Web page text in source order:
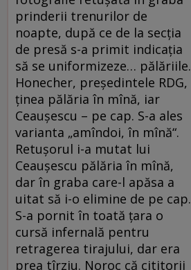
prinderii trenurilor de
noapte, după ce de la secţia
de presă s-a primit indicaţia
să se uniformizeze… pălăriile.
Honecher, preşedintele RDG,
ţinea pălăria în mînă, iar
Ceauşescu – pe cap. S-a ales
varianta „amîndoi, în mînă“.
Retuşorul i-a mutat lui
Ceauşescu pălăria în mînă,
dar în graba care-l apăsa a
uitat să i-o elimine de pe cap.
S-a pornit în toată ţara o
cursă infernală pentru
retragerea tirajului, dar era
prea tîrziu. Noroc că cititorii